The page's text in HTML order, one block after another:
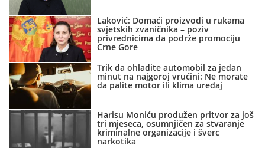
Laković: Domaći proizvodi u rukama
svjetskih zvaničnika – poziv
privrednicima da podrže promociju
Crne Gore
Trik da ohladite automobil za jedan
minut na najgoroj vrućini: Ne morate
da palite motor ili klima uređaj
Harisu Moniću produžen pritvor za još
tri mjeseca, osumnjičen za stvaranje
kriminalne organizacije i šverc
narkotika